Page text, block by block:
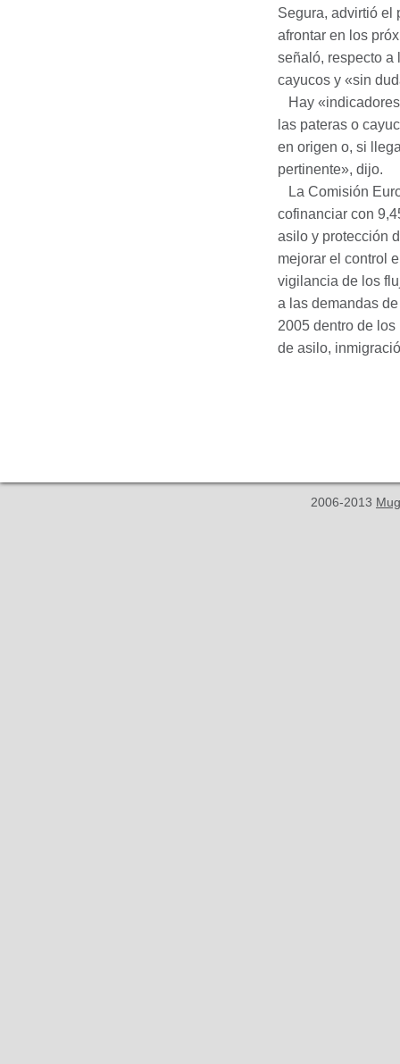
Segura, advirtió el
afrontar en los
señaló, respecto a
cayucos y «sin
Hay
las pateras o
en origen o, si
pertinente», dijo.
La Comisión
cofinanciar con
asilo y protección
mejorar el control
vigilancia de los
a las demandas
2005 dentro de
de asilo,
2006-2013